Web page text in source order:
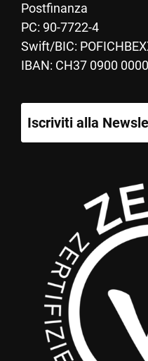
Postfinanza
PC: 90-7722-4
Swift/BIC:
IBAN: CH37 0900
Iscriviti alla